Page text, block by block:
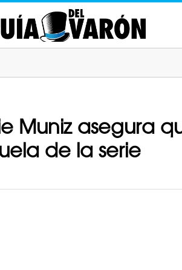
Muniz asegura
de la serie